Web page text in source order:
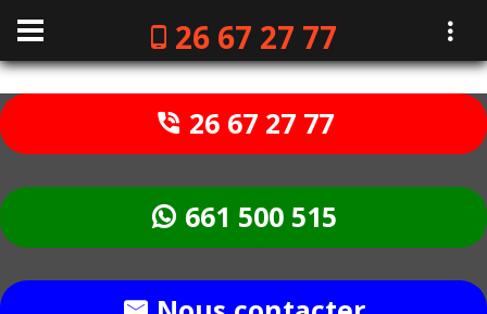
26 67 27 77
26 67 27 77
661 500 515